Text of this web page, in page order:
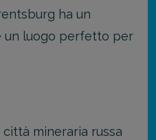
ha un
un luogo perfetto per
mineraria russa